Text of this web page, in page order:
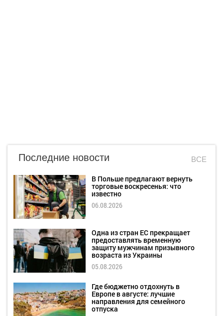
Последние новости ВСЕ
В Польше предлагают вернуть
торговые воскресенья: что
известно
06.08.2026
Одна из стран ЕС прекращает
предоставлять временную
защиту мужчинам призывного
возраста из Украины
05.08.2026
Где бюджетно отдохнуть в
Европе в августе: лучшие
направления для семейного
отпуска